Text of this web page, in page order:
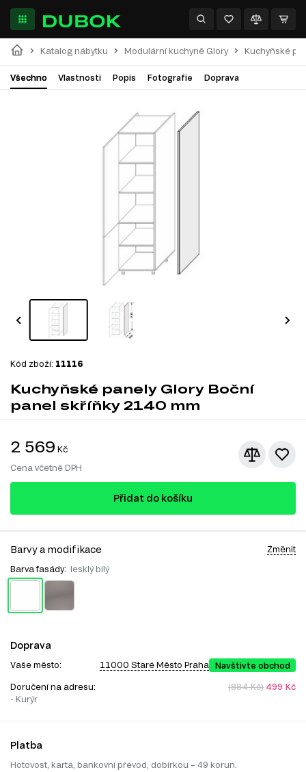
Katalog nábytku Modulární kuchyně Glory Kuchyňské
Všechno Vlastnosti Popis Fotografie Doprava
Kód zboží: 11116
Kuchyňské panely Glory Boční
panel skříňky 2140 mm
2 569 Kč
Cena včetně DPH
Přidat do košíku
Barvy a modifikace Změnit
Barva fasády: lesklý bílý
Doprava
Vaše město: 11000 Staré Město Praha Navštivte obchod
Doručení na adresu:
- Kurýr
(884 Kč) 499 Kč
Platba
Hotovost, karta, bankovní převod, dobírkou – 49 korun.